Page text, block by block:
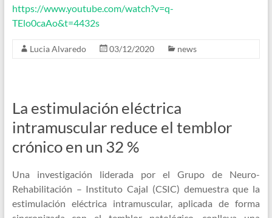
https://www.youtube.com/watch?v=q-
TElo0caAo&t=4432s
Lucia Alvaredo 03/12/2020 news
La estimulación eléctrica
intramuscular reduce el temblor
crónico en un 32 %
Una investigación liderada por el Grupo de Neuro-
Rehabilitación – Instituto Cajal (CSIC) demuestra que la
estimulación eléctrica intramuscular, aplicada de forma